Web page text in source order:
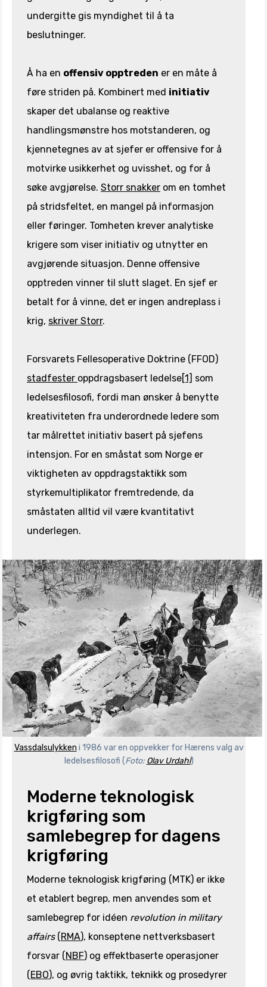
undergitte gis myndighet til å ta
beslutninger.
Å ha en offensiv opptreden er en måte å
føre striden på. Kombinert med initiativ
skaper det ubalanse og reaktive
handlingsmønstre hos motstanderen, og
kjennetegnes av at sjefer er offensive for å
motvirke usikkerhet og uvisshet, og for å
søke avgjørelse. Storr snakker om en tomhet
på stridsfeltet, en mangel på informasjon
eller føringer. Tomheten krever analytiske
krigere som viser initiativ og utnytter en
avgjørende situasjon. Denne offensive
opptreden vinner til slutt slaget. En sjef er
betalt for å vinne, det er ingen andreplass i
krig, skriver Storr.
Forsvarets Fellesoperative Doktrine (FFOD)
stadfester oppdragsbasert ledelse[1] som
ledelsesfilosofi, fordi man ønsker å benytte
kreativiteten fra underordnede ledere som
tar målrettet initiativ basert på sjefens
intensjon. For en småstat som Norge er
viktigheten av oppdragstaktikk som
styrkemultiplikator fremtredende, da
småstaten alltid vil være kvantitativt
underlegen.
Vassdalsulykken i 1986 var en oppvekker for Hærens valg av
ledelsesfilosofi (Foto: Olav Urdahl)
Moderne teknologisk
krigføring som
samlebegrep for dagens
krigføring
Moderne teknologisk krigføring (MTK) er ikke
et etablert begrep, men anvendes som et
samlebegrep for idéen revolution in military
affairs(RMA), konseptene nettverksbasert
forsvar (NBF) og effektbaserte operasjoner
(EBO), og øvrig taktikk, teknikk og prosedyrer